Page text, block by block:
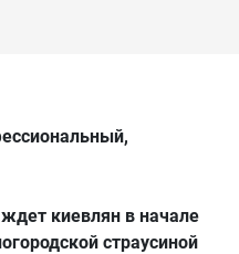
киевлян в начале
страусиной